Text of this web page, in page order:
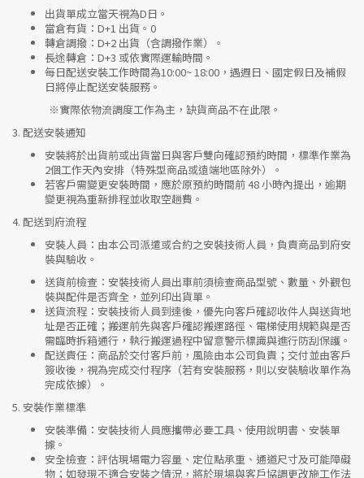
出貨單成立當天視為D日。
當倉有貨： D+1 出貨。0
轉倉調撥： D+2 出貨（含調撥作業）。
長途轉倉： D+3 或依實際運輸時間。
每日配送安裝工作時間為10:00~ 18:00，遇週日、國定假日及補假
日將停止配送安裝服務。
※實際依物流調度工作為主，缺貨商品不在此限。
3. 配送安裝通知
安裝將於出貨前或出貨當日與客戶雙向確認預約時間，標準作業為
2個工作天內安排（特殊型商品或遠端地區除外）。
若客戶需變更安裝時間，應於原預約時間前 48 小時內提出，逾期
變更視為重新排程並收取空趟費。
4. 配送到府流程
安裝人員 ：由本公司派遣或合約之安裝技術人員，負責商品到府安
裝與驗收。
送貨前檢查 ：安裝技術人員出車前須檢查商品型號、數量、外觀包
裝與配件是否齊全，並列印出貨單。
送貨流程 ：安裝技術人員到達後，優先向客戶確認收件人與送貨地
址是否正確；搬運前先與客戶確認搬運路徑、電梯使用規範與是否
需臨時拆箱通行，執行搬運過程中留意警示標識與進行防刮保護。
配送責任 ：商品於交付客戶前，風險由本公司負責；交付並由客戶
簽收後，視為完成交付程序（若有安裝服務，則以安裝驗收單作為
完成依據）。
5. 安裝作業標準
安裝準備 ：安裝技術人員應攜帶必要工具、使用說明書、安裝單
據。
安全檢查 ：評估現場電力容量、定位點承重、通道尺寸及可能障礙
物；如發現不適合安裝之情況，將於現場與客戶協調更改施工作法